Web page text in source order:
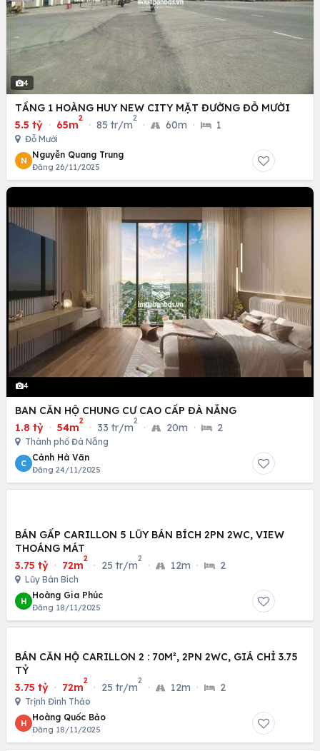
4
TẦNG 1 HOÀNG HUY NEW CITY MẶT ĐƯỜNG ĐỖ MƯỜI
5.5 tỷ · 65m
2
· 85 tr/m
2
· 60m · 1
Đỗ Mười
N
Nguyễn Quang Trung
Đăng 26/11/2025
4
BAN CĂN HỘ CHUNG CƯ CAO CẤP ĐÀ NẴNG
1.8 tỷ · 54m
2
· 33 tr/m
2
· 20m · 2
Thành phố Đà Nẵng
C
Cảnh Hà Văn
Đăng 24/11/2025
BÁN GẤP CARILLON 5 LŨY BÁN BÍCH 2PN 2WC, VIEW
THOÁNG MÁT
3.75 tỷ · 72m
2
· 25 tr/m
2
· 12m · 2
Lũy Bán Bích
H
Hoàng Gia Phúc
Đăng 18/11/2025
BÁN CĂN HỘ CARILLON 2 : 70M², 2PN 2WC, GIÁ CHỈ 3.75
TỶ
3.75 tỷ · 72m
2
· 25 tr/m
2
· 12m · 2
Trịnh Đình Thảo
H
Hoàng Quốc Bảo
Đăng 18/11/2025